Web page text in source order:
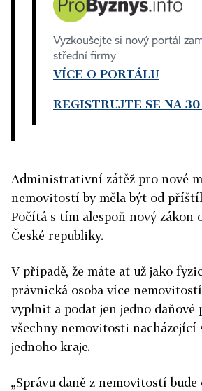
Vyzkoušejte si nový portál
střední firmy
VÍCE O PORTÁLU
REGISTRUJTE SE NA
Administrativní zátěž pro nové
nemovitostí by měla být od
Počítá s tím alespoň nový zákon
České republiky.
V případě, že máte ať už jako
právnická osoba více
vyplnit a podat jen jedno daňové
všechny nemovitosti nacházející
jednoho kraje.
„Správu daně z nemovitostí